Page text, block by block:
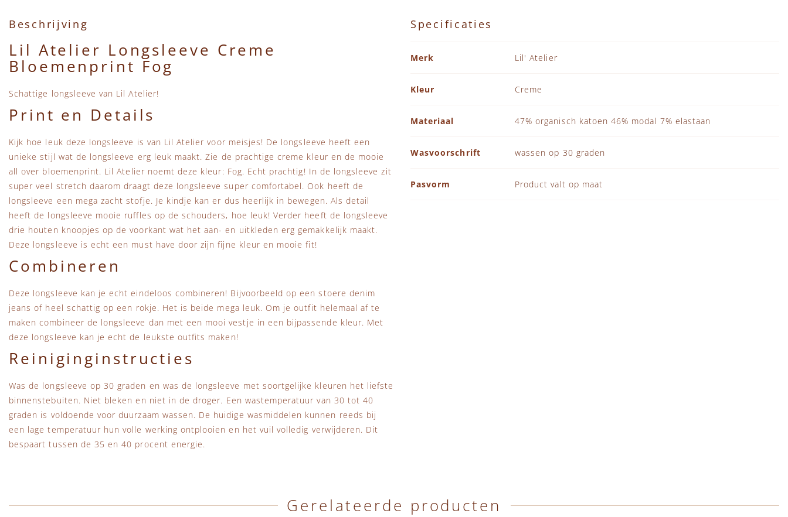
Beschrijving
Lil Atelier Longsleeve Creme
Bloemenprint Fog
Schattige longsleeve van Lil Atelier!
Print en Details
Kijk hoe leuk deze longsleeve is van Lil Atelier voor meisjes! De longsleeve heeft een
unieke stijl wat de longsleeve erg leuk maakt. Zie de prachtige creme kleur en de mooie
all over bloemenprint. Lil Atelier noemt deze kleur: Fog. Echt prachtig! In de longsleeve zit
super veel stretch daarom draagt deze longsleeve super comfortabel. Ook heeft de
longsleeve een mega zacht stofje. Je kindje kan er dus heerlijk in bewegen. Als detail
heeft de longsleeve mooie ruffles op de schouders, hoe leuk! Verder heeft de longsleeve
drie houten knoopjes op de voorkant wat het aan- en uitkleden erg gemakkelijk maakt.
Deze longsleeve is echt een must have door zijn fijne kleur en mooie fit!
Combineren
Deze longsleeve kan je echt eindeloos combineren! Bijvoorbeeld op een stoere denim
jeans of heel schattig op een rokje. Het is beide mega leuk. Om je outfit helemaal af te
maken combineer de longsleeve dan met een mooi vestje in een bijpassende kleur. Met
deze longsleeve kan je echt de leukste outfits maken!
Reiniginginstructies
Was de longsleeve op 30 graden en was de longsleeve met soortgelijke kleuren het liefste
binnenstebuiten. Niet bleken en niet in de droger. Een wastemperatuur van 30 tot 40
graden is voldoende voor duurzaam wassen. De huidige wasmiddelen kunnen reeds bij
een lage temperatuur hun volle werking ontplooien en het vuil volledig verwijderen. Dit
bespaart tussen de 35 en 40 procent energie.
Specificaties
Merk
Lil' Atelier
Kleur Creme
Materiaal 47% organisch katoen 46% modal 7% elastaan
Wasvoorschrift wassen op 30 graden
Pasvorm Product valt op maat
Gerelateerde producten